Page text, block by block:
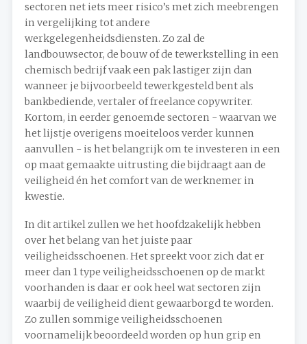
sectoren net iets meer risico’s met zich meebrengen
in vergelijking tot andere
werkgelegenheidsdiensten. Zo zal de
landbouwsector, de bouw of de tewerkstelling in een
chemisch bedrijf vaak een pak lastiger zijn dan
wanneer je bijvoorbeeld tewerkgesteld bent als
bankbediende, vertaler of freelance copywriter.
Kortom, in eerder genoemde sectoren - waarvan we
het lijstje overigens moeiteloos verder kunnen
aanvullen - is het belangrijk om te investeren in een
op maat gemaakte uitrusting die bijdraagt aan de
veiligheid én het comfort van de werknemer in
kwestie.
In dit artikel zullen we het hoofdzakelijk hebben
over het belang van het juiste paar
veiligheidsschoenen. Het spreekt voor zich dat er
meer dan 1 type veiligheidsschoenen op de markt
voorhanden is daar er ook heel wat sectoren zijn
waarbij de veiligheid dient gewaarborgd te worden.
Zo zullen sommige veiligheidsschoenen
voornamelijk beoordeeld worden op hun grip en